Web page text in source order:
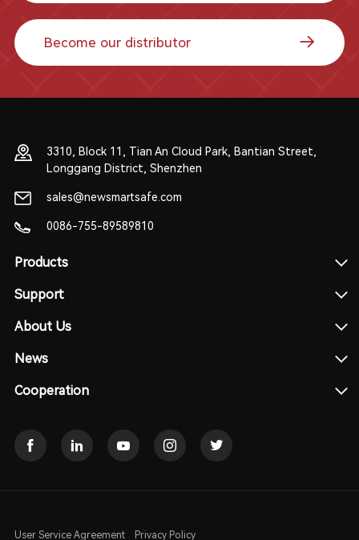
Become our distributor
3310, Block 11, Tian An Cloud Park, Bantian Street,
Longgang District, Shenzhen
sales@newsmartsafe.com
0086-755-89589810
Products
Support
About Us
News
Cooperation
User Service Agreement Privacy Policy